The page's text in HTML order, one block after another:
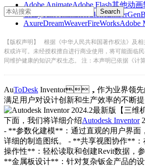
Adobe AnimateAdobe Flash其他动画
CrazyTalk AnimatoriCloneEmberGen
AxureDreamWeaverFireWorksAdobe
【版权声明】
根据《中华人民共和国著作权法》及
权或许可。未经授权擅自进行商业使用，将可能面临
同维护健康的知识产权生态。 注：本声明已依据《计
AuToDesk Inventor，作为业界领先的三
满足用户对设计创新和生产效率的不断提升的
下面，我们将详细介绍Autodesk Inventor
- **参数化建模**：通过直观的用户界面
详细的制造图纸。 - **共享视图协作
操作性**：轻松读取和创建Revit数据
**金属板设计**：针对复杂钣金产品的设计